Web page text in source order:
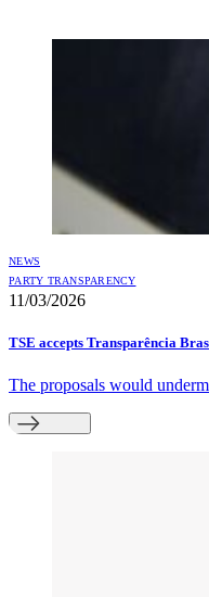
NEWS
PARTY TRANSPARENCY
11/03/2026
TSE accepts Transparência
The proposals would